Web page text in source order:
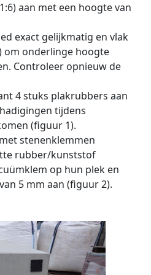
aan met een hoogte van
exact gelijkmatig en vlak
om onderlinge hoogte
Controleer opnieuw de
4 stuks plakrubbers aan
tijdens
(figuur 1).
stenenklemmen
rubber/kunststof
op hun plek en
5 mm aan (figuur 2).